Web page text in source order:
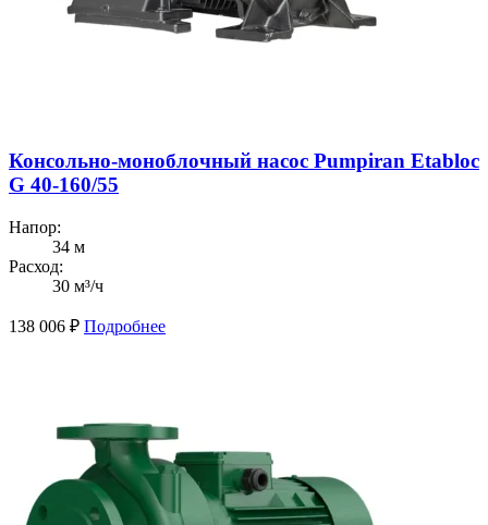
Консольно-моноблочный насос Pumpiran Etabloc
G 40-160/55
Напор:
34 м
Расход:
30 м³/ч
138 006 ₽ Подробнее